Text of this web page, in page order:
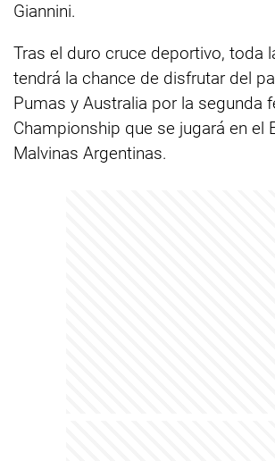
Giannini.
Tras el duro cruce deportivo, toda
tendrá la chance de disfrutar del
Pumas y Australia por la segunda
Championship que se jugará en el
Malvinas Argentinas.